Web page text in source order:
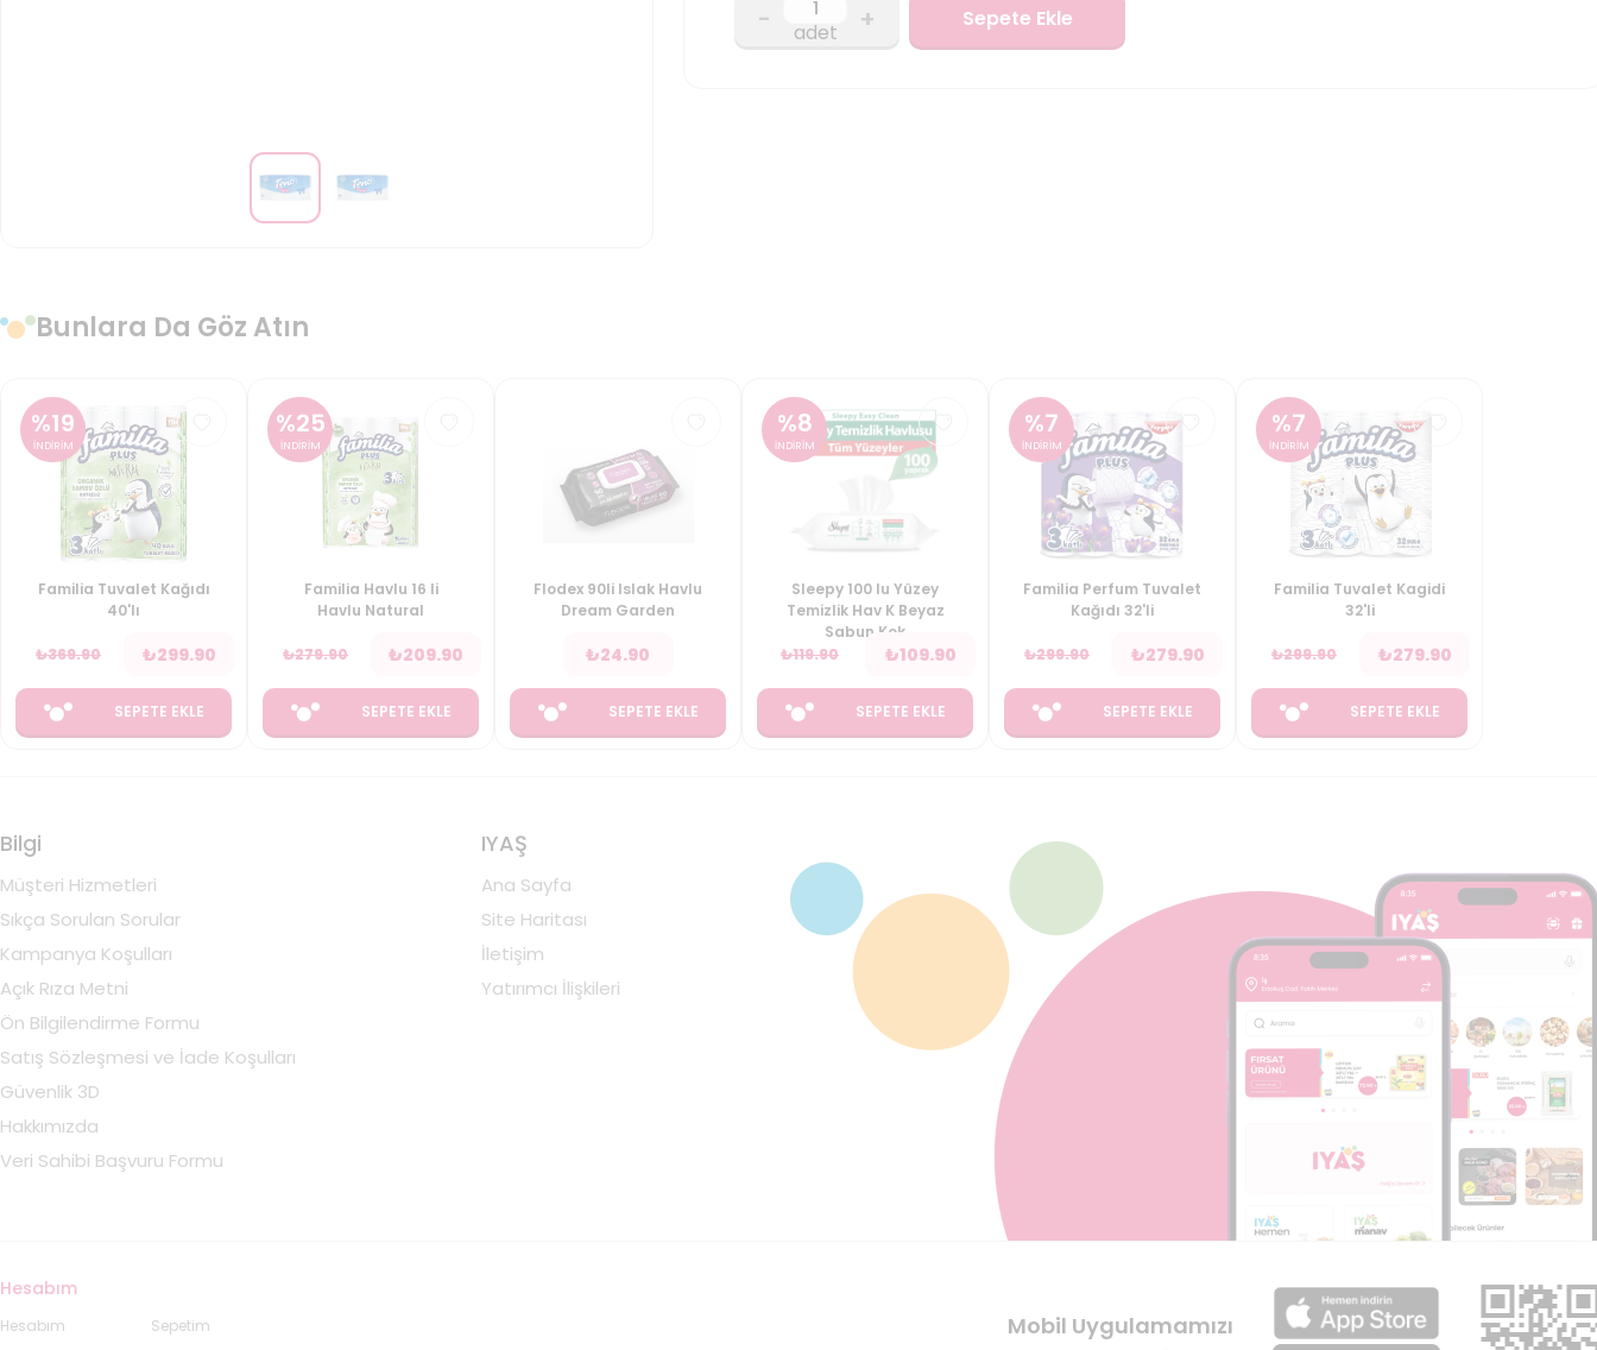
- adet + Sepete Ekle
Bunlara Da Göz Atın
%19
İNDİRİM
Familia Tuvalet Kağıdı
40'lı
₺369.90 ₺299.90
SEPETE EKLE
%25
İNDİRİM
Familia Havlu 16 li
Havlu Natural
₺279.90 ₺209.90
SEPETE EKLE
Flodex 90li Islak Havlu
Dream Garden
₺24.90
SEPETE EKLE
%8
İNDİRİM
Sleepy 100 lu Yüzey
Temizlik Hav K Beyaz
Sabun Kok
₺119.90 ₺109.90
SEPETE EKLE
%7
İNDİRİM
Familia Perfum Tuvalet
Kağıdı 32'li
₺299.90 ₺279.90
SEPETE EKLE
%7
İNDİRİM
Familia Tuvalet Kagidi
32'li
₺299.90 ₺279.90
SEPETE EKLE
Bilgi
Müşteri Hizmetleri
Sıkça Sorulan Sorular
Kampanya Koşulları
Açık Rıza Metni
Ön Bilgilendirme Formu
Satış Sözleşmesi ve İade Koşulları
Güvenlik 3D
Hakkımızda
Veri Sahibi Başvuru Formu
IYAŞ
Ana Sayfa
Site Haritası
İletişim
Yatırımcı İlişkileri
Hesabım
Hesabım
Sepetim
Mobil Uygulamamızı